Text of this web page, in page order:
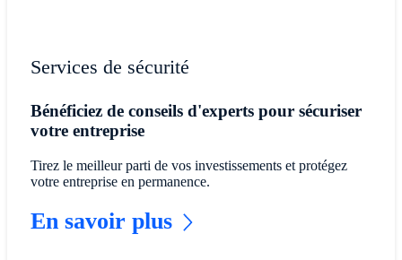
Services de sécurité
Bénéficiez de conseils d'experts pour sécuriser
votre entreprise
Tirez le meilleur parti de vos investissements et protégez
votre entreprise en permanence.
En savoir plus